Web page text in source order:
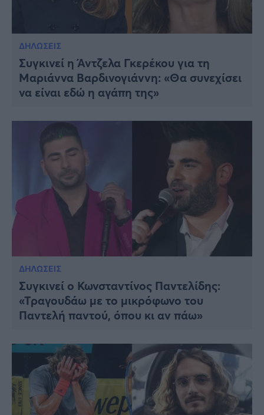
ΔΗΛΩΣΕΙΣ
Συγκινεί η Άντζελα Γκερέκου για τη
Μαριάννα Βαρδινογιάννη: «Θα συνεχίσει
να είναι εδώ η αγάπη της»
ΔΗΛΩΣΕΙΣ
Συγκινεί ο Κωνσταντίνος Παντελίδης:
«Τραγουδάω με το μικρόφωνο του
Παντελή παντού, όπου κι αν πάω»